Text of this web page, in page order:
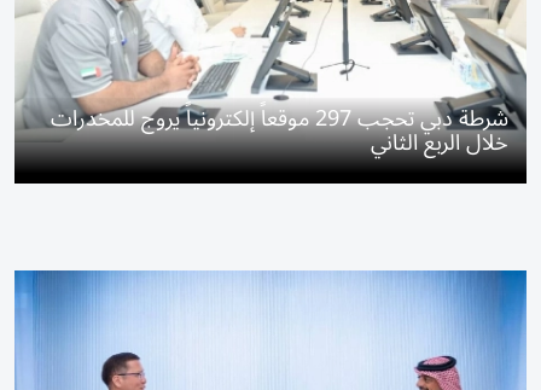
شرطة دبي تحجب 297 موقعاً إلكترونياً يروج للمخدرات
خلال الربع الثاني